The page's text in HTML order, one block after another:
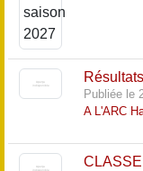
Publiée le
A L'ARC